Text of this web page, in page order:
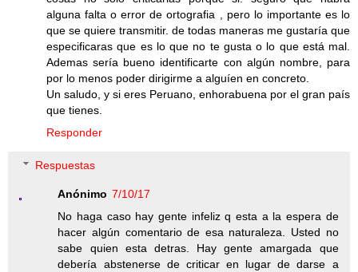
alguna falta o error de ortografia , pero lo importante es lo
que se quiere transmitir. de todas maneras me gustaría que
especificaras que es lo que no te gusta o lo que está mal.
Ademas sería bueno identificarte con algún nombre, para
por lo menos poder dirigirme a alguíen en concreto.
Un saludo, y si eres Peruano, enhorabuena por el gran país
que tienes.
Responder
Respuestas
Anónimo 7/10/17
No haga caso hay gente infeliz q esta a la espera de
hacer algún comentario de esa naturaleza. Usted no
sabe quien esta detras. Hay gente amargada que
debería abstenerse de criticar en lugar de darse a